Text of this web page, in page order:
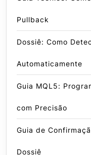
Pullback
Dossiê: Como
Automaticamente
Guia MQL5:
com Precisão
Guia de
Dossiê